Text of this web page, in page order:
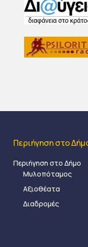
Περιήγηση στο
Περιήγηση στο Δήμο
Μυλοπόταμος
Αξιοθέατα
Διαδρομές